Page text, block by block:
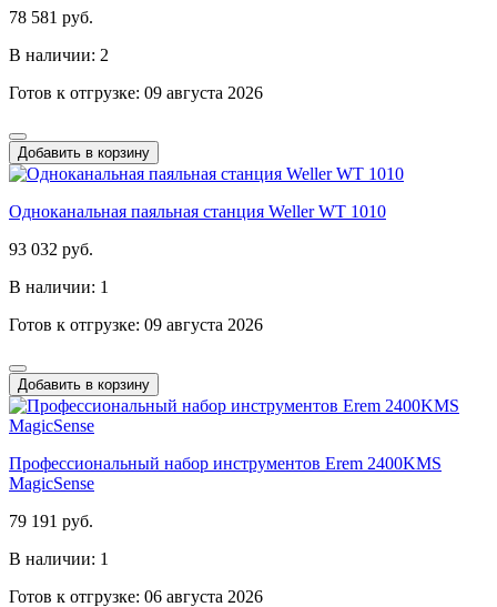
78 581 руб.
В наличии: 2
Готов к отгрузке: 09 августа 2026
Добавить в корзину
Одноканальная паяльная станция Weller WT 1010
93 032 руб.
В наличии: 1
Готов к отгрузке: 09 августа 2026
Добавить в корзину
Профессиональный набор инструментов Erem 2400KMS
MagicSense
79 191 руб.
В наличии: 1
Готов к отгрузке: 06 августа 2026